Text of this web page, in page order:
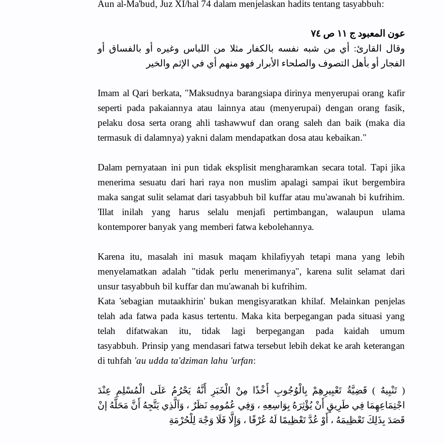
Aun al-Ma'bud, Juz XI/hal 74 dalam menjelaskan hadits tentang tasyabbuh:
عون المعبود ج ١١ ص ٧٤
وقال القارئ: أي من شبه نفسه بالكفار مثلا من اللباس وغيره أو بالفساق أو
الفجار أو بأهل التصوف والصلحاء الأبرار فهو منهم أي في الإثم والخير
Imam al Qari berkata, "Maksudnya barangsiapa dirinya menyerupai orang kafir
seperti pada pakaiannya atau lainnya atau (menyerupai) dengan orang fasik,
pelaku dosa serta orang ahli tashawwuf dan orang saleh dan baik (maka dia
termasuk di dalamnya) yakni dalam mendapatkan dosa atau kebaikan."
Dalam pernyataan ini pun tidak eksplisit mengharamkan secara total. Tapi jika
menerima sesuatu dari hari raya non muslim apalagi sampai ikut bergembira
maka sangat sulit selamat dari tasyabbuh bil kuffar atau mu'awanah bi kufrihim.
'Illat inilah yang harus selalu menjafi pertimbangan, walaupun ulama
kontemporer banyak yang memberi fatwa kebolehannya.
Karena itu, masalah ini masuk maqam khilafiyyah tetapi mana yang lebih
menyelamatkan adalah "tidak perlu menerimanya", karena sulit selamat dari
unsur tasyabbuh bil kuffar dan mu'awanah bi kufrihim.
Kata 'sebagian mutaakhirin' bukan mengisyaratkan khilaf. Melainkan penjelas
telah ada fatwa pada kasus tertentu. Maka kita berpegangan pada situasi yang
telah difatwakan itu, tidak lagi berpegangan pada kaidah umum
tasyabbuh. Prinsip yang mendasari fatwa tersebut lebih dekat ke arah keterangan
di tuhfah 'au udda ta'dziman lahu 'urfan:
( تَنْبِيهٌ ) قَضِيَّةُ تَعْبِيرِهِمْ بِالْوُجُوبِ أَخْذًا مِنْ الْخَبَرِ أَنَّهُ يَحْرُمُ عَلَى الْمُسْلِمِ عِنْدَ
اجْتِمَاعِهِمَا فِي طَرِيقٍ أَنْ يُؤْثِرَهُ بِوَاسِعِهِ ، وَفِي عُمُومِهِ نَظَرٌ ، وَاَلَّذِي يَتَّجِهُ أَنَّ مَحَلَّهُ إنْ
قَصَدَ بِذَلِكَ تَعْظِيمَهُ ، أَوْ عُدَّ تَعْظِيمًا لَهُ عُرْفًا ، وَإِلَّا فَلَا وَجْهَ لِلْحُرْمَةِ